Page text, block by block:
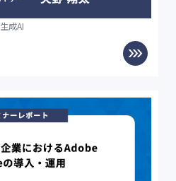
生成AI